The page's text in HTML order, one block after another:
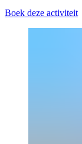
Boek deze activiteit